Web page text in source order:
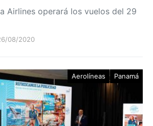
Airlines operará los vuelos del 29
08/2020
Aerolíneas Panamá